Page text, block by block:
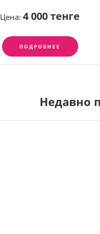
Цена:4 000 тенге
ПОДРОБНЕЕ
Недавно